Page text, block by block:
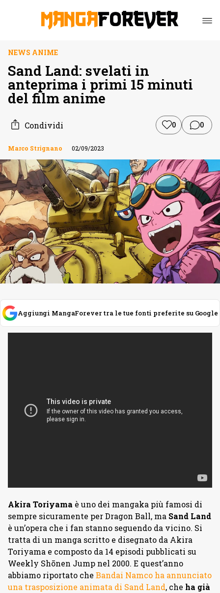
NEWS ANIME
Sand Land: svelati in
anteprima i primi 15 minuti
del film anime
Condividi 0 0
Marco Strignano 02/09/2023
Aggiungi MangaForever tra le tue fonti preferite su Google
Akira Toriyama è uno dei mangaka più famosi di
sempre sicuramente per Dragon Ball, ma Sand Land
è un’opera che i fan stanno seguendo da vicino. Si
tratta di un manga scritto e disegnato da Akira
Toriyama e composto da 14 episodi pubblicati su
Weekly Shōnen Jump nel 2000. E quest’anno
abbiamo riportato che Bandai Namco ha annunciato
una trasposizione animata di Sand Land, che ha già